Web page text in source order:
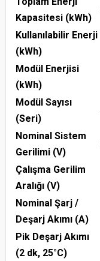
Kapasitesi (kWh)
Kullanılabilir Enerji
(kWh)
Modül Enerjisi
(kWh)
Modül Sayısı
(Seri)
Nominal Sistem
Gerilimi (V)
Çalışma Gerilim
Aralığı (V)
Nominal Şarj /
Deşarj Akımı (A)
Pik Deşarj Akımı
(2 dk, 25°C)